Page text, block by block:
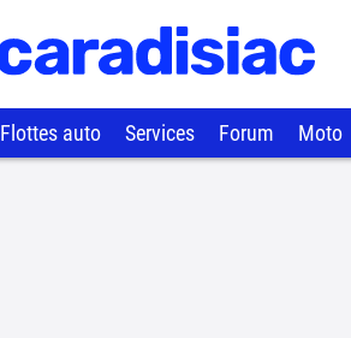
Flottes auto Services Forum Moto